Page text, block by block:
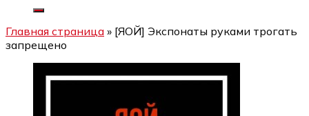
Главная страница » [ЯОЙ] Экспонаты руками трогать
запрещено